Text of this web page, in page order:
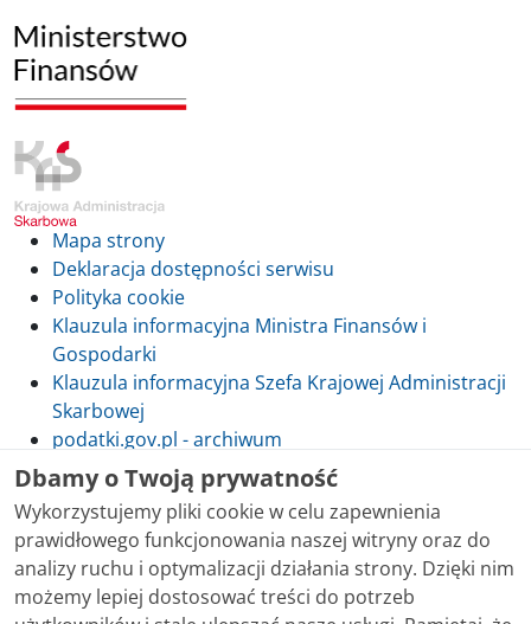
Mapa strony
Deklaracja dostępności serwisu
Polityka cookie
Klauzula informacyjna Ministra Finansów i
Gospodarki
Klauzula informacyjna Szefa Krajowej Administracji
Skarbowej
podatki.gov.pl - archiwum
Skontaktuj się z nami
Treści zamieszczone w serwisie udostępniamy
Dbamy o Twoją prywatność
Wykorzystujemy pliki cookie w celu zapewnienia
prawidłowego funkcjonowania naszej witryny oraz do
analizy ruchu i optymalizacji działania strony. Dzięki nim
możemy lepiej dostosować treści do potrzeb